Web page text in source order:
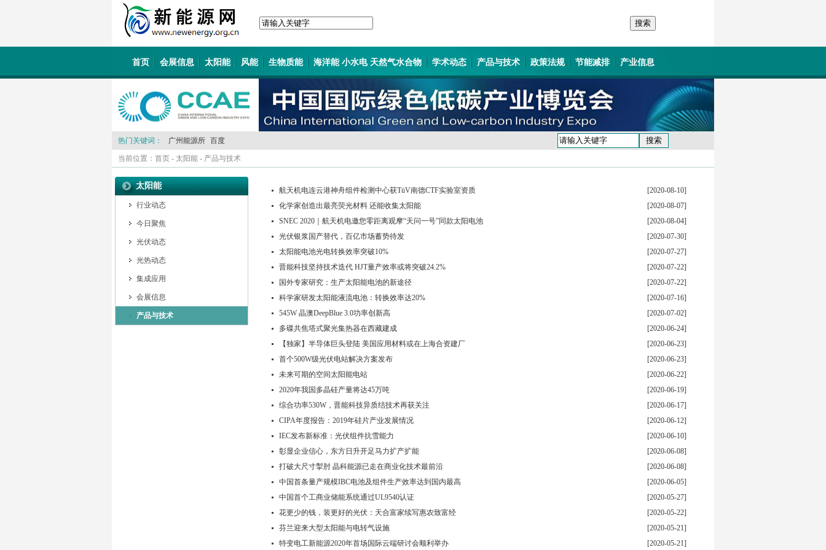
首页 会展信息 太阳能 风能 生物质能 海洋能 小水电 天然气水合物 学术动态 产品与技术 政策法规 节能减排 产业信息
热门关键词： 广州能源所 百度
当前位置： 首页 - 太阳能 - 产品与技术
太阳能
行业动态
今日聚焦
光伏动态
光热动态
集成应用
会展信息
产品与技术
航天机电连云港神舟组件检测中心获TüV南德CTF实验室资质
[2020-08-10]
化学家创造出最亮荧光材料 还能收集太阳能
[2020-08-07]
SNEC 2020｜航天机电邀您零距离观摩“天问一号”同款太阳电池
[2020-08-04]
光伏银浆国产替代，百亿市场蓄势待发
[2020-07-30]
太阳能电池光电转换效率突破10%
[2020-07-27]
晋能科技坚持技术迭代 HJT量产效率或将突破24.2%
[2020-07-22]
国外专家研究：生产太阳能电池的新途径
[2020-07-22]
科学家研发太阳能液流电池：转换效率达20%
[2020-07-16]
545W 晶澳DeepBlue 3.0功率创新高
[2020-07-02]
多碟共焦塔式聚光集热器在西藏建成
[2020-06-24]
【独家】半导体巨头登陆 美国应用材料或在上海合资建厂
[2020-06-23]
首个500W级光伏电站解决方案发布
[2020-06-23]
未来可期的空间太阳能电站
[2020-06-22]
2020年我国多晶硅产量将达45万吨
[2020-06-19]
综合功率530W，晋能科技异质结技术再获关注
[2020-06-17]
CIPA年度报告：2019年硅片产业发展情况
[2020-06-12]
IEC发布新标准：光伏组件抗雪能力
[2020-06-10]
彰显企业信心，东方日升开足马力扩产扩能
[2020-06-08]
打破大尺寸掣肘 晶科能源已走在商业化技术最前沿
[2020-06-08]
中国首条量产规模IBC电池及组件生产效率达到国内最高
[2020-06-05]
中国首个工商业储能系统通过UL9540认证
[2020-05-27]
花更少的钱，装更好的光伏：天合富家续写惠农致富经
[2020-05-22]
芬兰迎来大型太阳能与电转气设施
[2020-05-21]
特变电工新能源2020年首场国际云端研讨会顺利举办
[2020-05-21]